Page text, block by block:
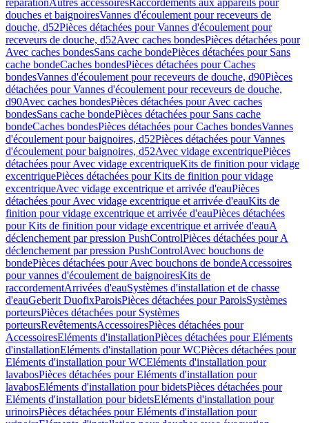
réparationAutres accessoiresRaccordements aux appareils pour
douches et baignoiresVannes d'écoulement pour receveurs de
douche, d52Pièces détachées pour Vannes d'écoulement pour
receveurs de douche, d52Avec caches bondesPièces détachées pour
Avec caches bondesSans cache bondePièces détachées pour Sans
cache bondeCaches bondesPièces détachées pour Caches
bondesVannes d'écoulement pour receveurs de douche, d90Pièces
détachées pour Vannes d'écoulement pour receveurs de douche,
d90Avec caches bondesPièces détachées pour Avec caches
bondesSans cache bondePièces détachées pour Sans cache
bondeCaches bondesPièces détachées pour Caches bondesVannes
d'écoulement pour baignoires, d52Pièces détachées pour Vannes
d'écoulement pour baignoires, d52Avec vidage excentriquePièces
détachées pour Avec vidage excentriqueKits de finition pour vidage
excentriquePièces détachées pour Kits de finition pour vidage
excentriqueAvec vidage excentrique et arrivée d'eauPièces
détachées pour Avec vidage excentrique et arrivée d'eauKits de
finition pour vidage excentrique et arrivée d'eauPièces détachées
pour Kits de finition pour vidage excentrique et arrivée d'eauA
déclenchement par pression PushControlPièces détachées pour A
déclenchement par pression PushControlAvec bouchons de
bondePièces détachées pour Avec bouchons de bondeAccessoires
pour vannes d'écoulement de baignoiresKits de
raccordementArrivées d'eauSystèmes d'installation et de chasse
d'eauGeberit DuofixParoisPièces détachées pour ParoisSystèmes
porteursPièces détachées pour Systèmes
porteursRevêtementsAccessoiresPièces détachées pour
AccessoiresEléments d'installationPièces détachées pour Eléments
d'installationEléments d'installation pour WCPièces détachées pour
Eléments d'installation pour WCEléments d'installation pour
lavabosPièces détachées pour Eléments d'installation pour
lavabosEléments d'installation pour bidetsPièces détachées pour
Eléments d'installation pour bidetsEléments d'installation pour
urinoirsPièces détachées pour Eléments d'installation pour